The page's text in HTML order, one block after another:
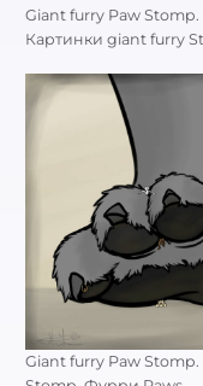
Giant furry Paw
Картинки giant furry
Giant furry Paw